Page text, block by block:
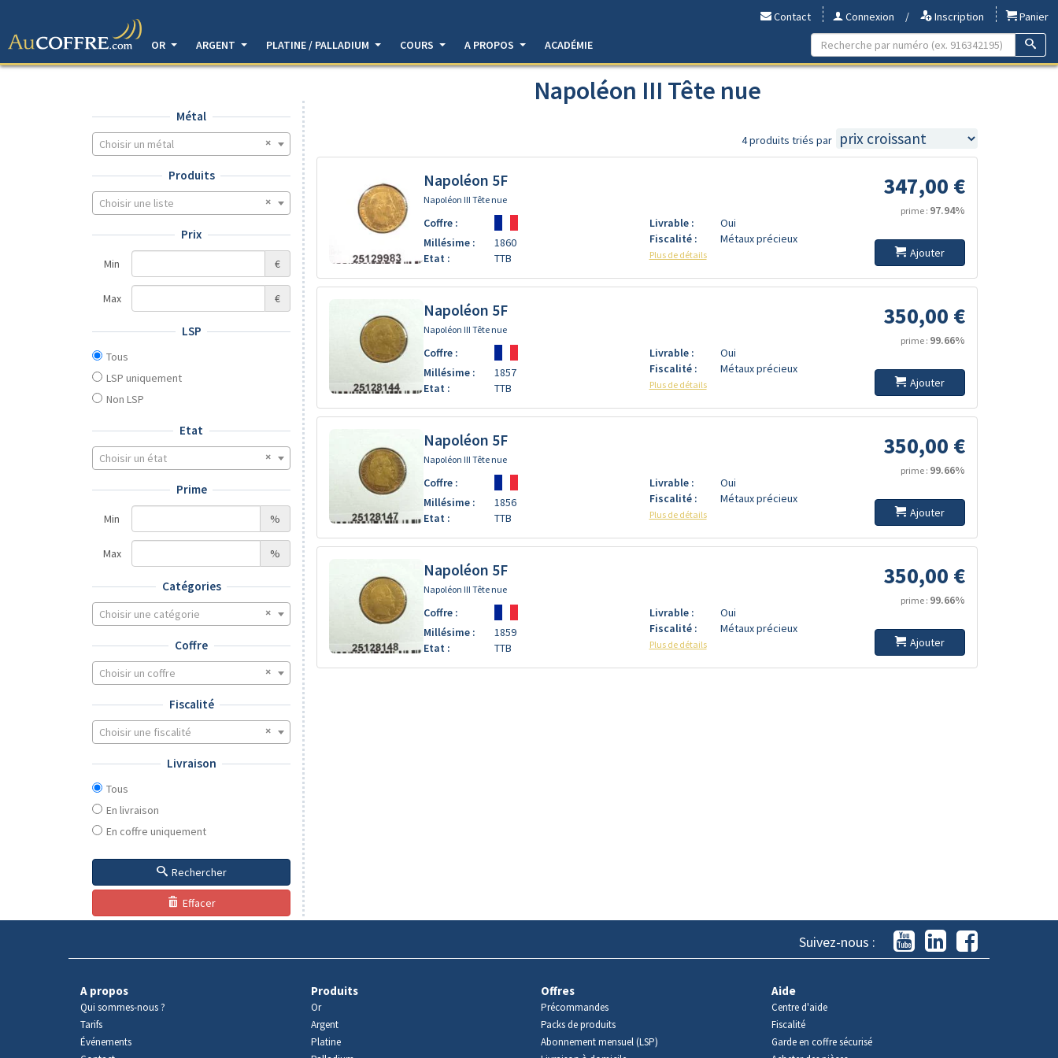
Contact Connexion / Inscription
Panier
OR
ARGENT PLATINE / PALLADIUM COURS A PROPOS ACADÉMIE
Métal
Choisir un métal
Produits
Choisir une liste
Prix
Min €
Max €
LSP
Tous
LSP uniquement
Non LSP
Etat
Choisir un état
Prime
Min %
Max %
Catégories
Choisir une catégorie
Coffre
Choisir un coffre
Fiscalité
Choisir une fiscalité
Livraison
Tous
En livraison
En coffre uniquement
Rechercher
Effacer
Napoléon III Tête nue
4 produits triés par
Napoléon 5F
Napoléon III Tête nue
Coffre :
Millésime :
1860
Etat :
TTB
Livrable :
Oui
Fiscalité :
Métaux précieux
Plus de détails
347,00 €
prime : 97.94%
Ajouter
Napoléon 5F
Napoléon III Tête nue
Coffre :
Millésime :
1857
Etat :
TTB
Livrable :
Oui
Fiscalité :
Métaux précieux
Plus de détails
350,00 €
prime : 99.66%
Ajouter
Napoléon 5F
Napoléon III Tête nue
Coffre :
Millésime :
1856
Etat :
TTB
Livrable :
Oui
Fiscalité :
Métaux précieux
Plus de détails
350,00 €
prime : 99.66%
Ajouter
Napoléon 5F
Napoléon III Tête nue
Coffre :
Millésime :
1859
Etat :
TTB
Livrable :
Oui
Fiscalité :
Métaux précieux
Plus de détails
350,00 €
prime : 99.66%
Ajouter
Suivez-nous :
A propos
Qui sommes-nous ?
Tarifs
Événements
Produits
Or
Argent
Platine
Offres
Précommandes
Packs de produits
Abonnement mensuel (LSP)
Aide
Centre d'aide
Fiscalité
Garde en coffre sécurisé